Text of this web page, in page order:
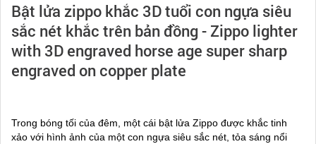
Bật lửa zippo khắc 3D tuổi con ngựa siêu
sắc nét khắc trên bản đồng - Zippo lighter
with 3D engraved horse age super sharp
engraved on copper plate
Trong bóng tối của đêm, một cái bật lửa Zippo được khắc tinh
xảo với hình ảnh của một con ngựa siêu sắc nét, tỏa sáng nổi